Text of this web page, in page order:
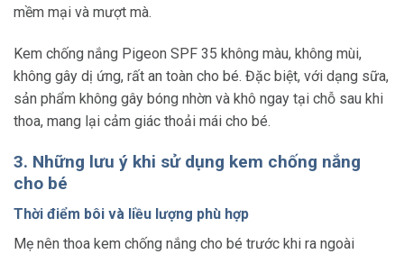
mềm mại và mượt mà.
Kem chống nắng Pigeon SPF 35 không màu, không mùi,
không gây dị ứng, rất an toàn cho bé. Đặc biệt, với dạng sữa,
sản phẩm không gây bóng nhờn và khô ngay tại chỗ sau khi
thoa, mang lại cảm giác thoải mái cho bé.
3. Những lưu ý khi sử dụng kem chống nắng
cho bé
Thời điểm bôi và liều lượng phù hợp
Mẹ nên thoa kem chống nắng cho bé trước khi ra ngoài